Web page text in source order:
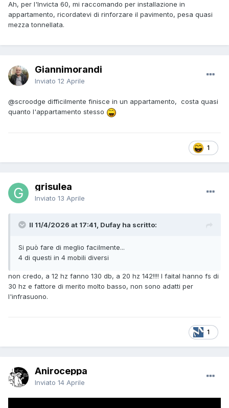
Ah, per l'Invicta 60, mi raccomando per installazione in
appartamento, ricordatevi di rinforzare il pavimento, pesa quasi
mezza tonnellata.
Giannimorandi
Inviato 12 Aprile
@scroodge difficilmente finisce in un appartamento, costa quasi
quanto l'appartamento stesso
1
grisulea
Inviato 13 Aprile
Il 11/4/2026 at 17:41, Dufay ha scritto:
Si può fare di meglio facilmente...
4 di questi in 4 mobili diversi
non credo, a 12 hz fanno 130 db, a 20 hz 142!!!! I faital hanno fs di
30 hz e fattore di merito molto basso, non sono adatti per
l'infrasuono.
1
Aniroceppa
Inviato 14 Aprile